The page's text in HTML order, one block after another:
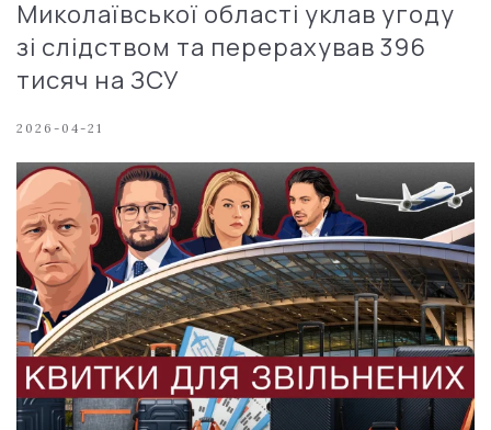
Миколаївської області уклав угоду
зі слідством та перерахував 396
тисяч на ЗСУ
2026-04-21